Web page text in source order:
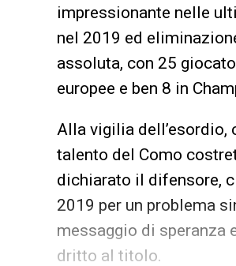
impressionante nelle
nel 2019 ed
assoluta, con 25
europee e ben 8 in
Alla vigilia dell’esordio,
talento del Como
dichiarato il difensore,
2019 per un problema
messaggio di speranza
dritto al titolo.